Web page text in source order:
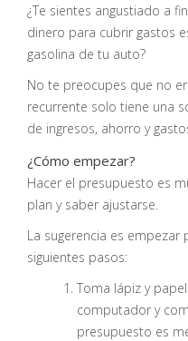
¿Te sientes angustiado a
dinero para cubrir gastos
gasolina de tu auto?
No te preocupes que no
recurrente solo tiene una
de ingresos, ahorro y
¿Cómo empezar?
Hacer el presupuesto es
plan y saber ajustarse.
La sugerencia es empezar
siguientes pasos:
Toma lápiz y
computador y
presupuesto es